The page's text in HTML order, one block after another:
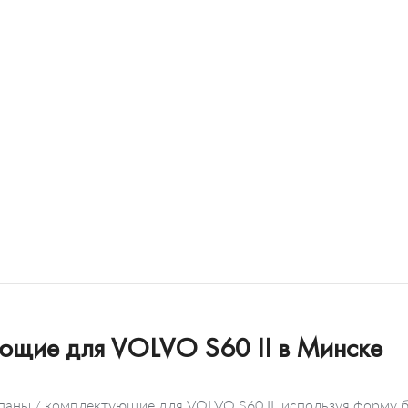
для VOLVO S60 II в Минске
/ комплектующие для VOLVO S60 II, используя форму